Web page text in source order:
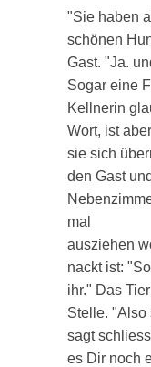
"Sie haben
schönen
Gast. "Ja.
Sogar eine
Kellnerin
Wort, ist
sie sich
den Gast
mal
ausziehen
nackt ist:
ihr." Das
Stelle. "Also
sagt
es Dir noch